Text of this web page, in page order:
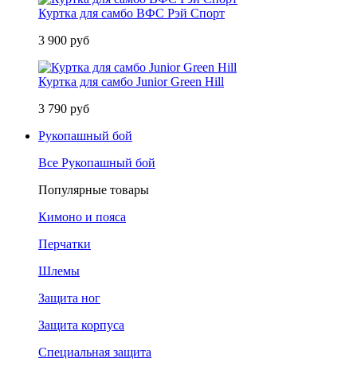
Куртка для самбо ВФС Рэй Спорт
3 900 руб
Куртка для самбо Junior Green Hill
3 790 руб
Рукопашный бой
Все Рукопашный бой
Популярные товары
Кимоно и пояса
Перчатки
Шлемы
Защита ног
Защита корпуса
Специальная защита